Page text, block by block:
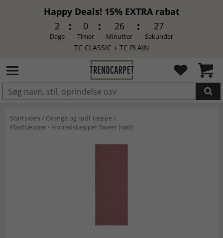
Happy Deals! 15% EXTRA rabat
2
Dage
0
Timer
26
Minutter
27
Sekunder
TC CLASSIC + TC PLAIN
LAGT I INDKØBSKURVEN.
Startsiden / Orange og rødt tæppe/
Plasttæpper - Horredstæppet Sweet (rød)